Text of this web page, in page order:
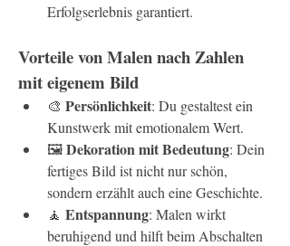
Erfolgserlebnis garantiert.
Vorteile von Malen nach Zahlen
mit eigenem Bild
🎨 Persönlichkeit: Du gestaltest ein
Kunstwerk mit emotionalem Wert.
🖼️ Dekoration mit Bedeutung: Dein
fertiges Bild ist nicht nur schön,
sondern erzählt auch eine Geschichte.
🧘 Entspannung: Malen wirkt
beruhigend und hilft beim Abschalten